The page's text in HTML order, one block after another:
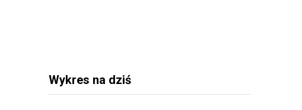
Wykres na dziś